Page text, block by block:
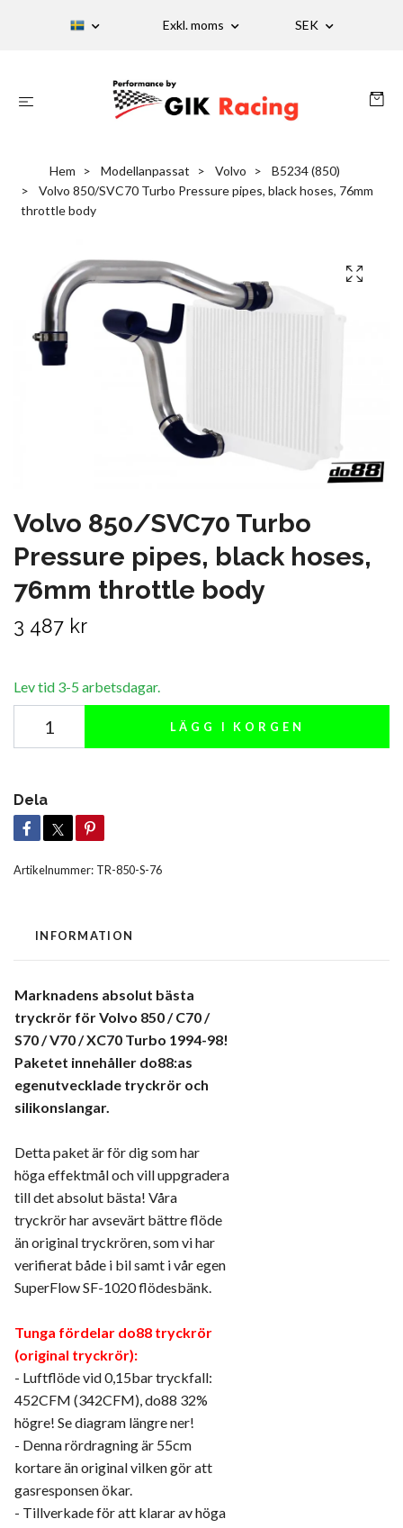
Exkl. moms SEK
Hem Modellanpassat Volvo
B5234 (850)
Volvo 850/SVC70 Turbo Pressure pipes, black hoses, 76mm
throttle body
Volvo 850/SVC70 Turbo
Pressure pipes, black hoses,
76mm throttle body
3 487 kr
Lev tid 3-5 arbetsdagar.
LÄGG I KORGEN
Dela
Artikelnummer: TR-850-S-76
INFORMATION
Marknadens absolut bästa
tryckrör för Volvo 850 / C70 /
S70 / V70 / XC70 Turbo 1994-98!
Paketet innehåller do88:as
egenutvecklade tryckrör och
silikonslangar.
Detta paket är för dig som har
höga effektmål och vill uppgradera
till det absolut bästa! Våra
tryckrör har avsevärt bättre flöde
än original tryckrören, som vi har
verifierat både i bil samt i vår egen
SuperFlow SF-1020 flödesbänk.
Tunga fördelar do88 tryckrör
(original tryckrör):
- Luftflöde vid 0,15bar tryckfall:
452CFM (342CFM), do88 32%
högre! Se diagram längre ner!
- Denna rördragning är 55cm
kortare än original vilken gör att
gasresponsen ökar.
- Tillverkade för att klarar av höga